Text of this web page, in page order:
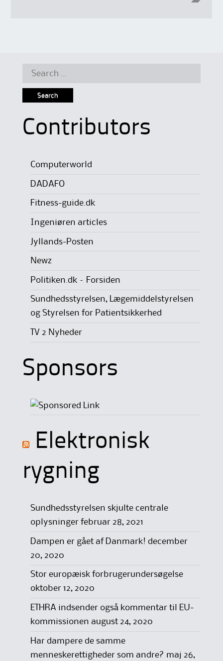
Search
Contributors
Computerworld
DADAFO
Fitness-guide.dk
Ingeniøren articles
Jyllands-Posten
Newz
Politiken.dk – Forsiden
Sundhedsstyrelsen, Lægemiddelstyrelsen
og Styrelsen for Patientsikkerhed
TV 2 Nyheder
Sponsors
Elektronisk
rygning
Sundhedsstyrelsen skjulte centrale
oplysninger februar 28, 2021
Dampen er gået af Danmark! december
20, 2020
Stor europæisk forbrugerundersøgelse
oktober 12, 2020
ETHRA indsender også kommentar til EU-
kommissionen august 24, 2020
Har dampere de samme
menneskerettigheder som andre? maj 26,